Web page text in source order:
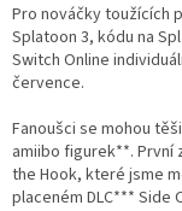
Pro nováčky toužících
Splatoon 3, kódu na
Switch Online
července.
Fanoušci se mohou
amiibo figurek**. První
the Hook, které jsme
placeném DLC*** Side